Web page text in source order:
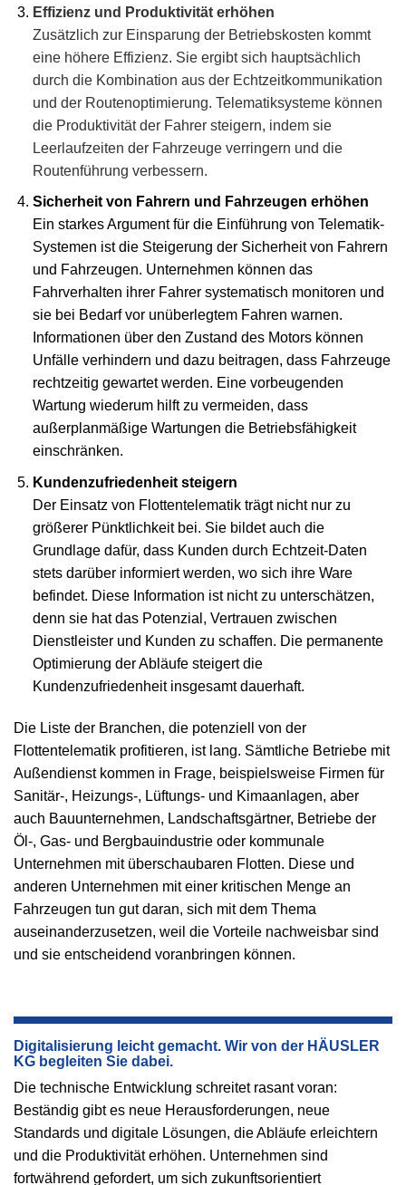
Effizienz und Produktivität erhöhen
Zusätzlich zur Einsparung der Betriebskosten kommt
eine höhere Effizienz. Sie ergibt sich hauptsächlich
durch die Kombination aus der Echtzeitkommunikation
und der Routenoptimierung. Telematiksysteme können
die Produktivität der Fahrer steigern, indem sie
Leerlaufzeiten der Fahrzeuge verringern und die
Routenführung verbessern.
Sicherheit von Fahrern und Fahrzeugen erhöhen
Ein starkes Argument für die Einführung von Telematik-
Systemen ist die Steigerung der Sicherheit von Fahrern
und Fahrzeugen. Unternehmen können das
Fahrverhalten ihrer Fahrer systematisch monitoren und
sie bei Bedarf vor unüberlegtem Fahren warnen.
Informationen über den Zustand des Motors können
Unfälle verhindern und dazu beitragen, dass Fahrzeuge
rechtzeitig gewartet werden. Eine vorbeugenden
Wartung wiederum hilft zu vermeiden, dass
außerplanmäßige Wartungen die Betriebsfähigkeit
einschränken.
Kundenzufriedenheit steigern
Der Einsatz von Flottentelematik trägt nicht nur zu
größerer Pünktlichkeit bei. Sie bildet auch die
Grundlage dafür, dass Kunden durch Echtzeit-Daten
stets darüber informiert werden, wo sich ihre Ware
befindet. Diese Information ist nicht zu unterschätzen,
denn sie hat das Potenzial, Vertrauen zwischen
Dienstleister und Kunden zu schaffen. Die permanente
Optimierung der Abläufe steigert die
Kundenzufriedenheit insgesamt dauerhaft.
Die Liste der Branchen, die potenziell von der
Flottentelematik profitieren, ist lang. Sämtliche Betriebe mit
Außendienst kommen in Frage, beispielsweise Firmen für
Sanitär-, Heizungs-, Lüftungs- und Kimaanlagen, aber
auch Bauunternehmen, Landschaftsgärtner, Betriebe der
Öl-, Gas- und Bergbauindustrie oder kommunale
Unternehmen mit überschaubaren Flotten. Diese und
anderen Unternehmen mit einer kritischen Menge an
Fahrzeugen tun gut daran, sich mit dem Thema
auseinanderzusetzen, weil die Vorteile nachweisbar sind
und sie entscheidend voranbringen können.
Digitalisierung leicht gemacht. Wir von der HÄUSLER
KG begleiten Sie dabei.
Die technische Entwicklung schreitet rasant voran:
Beständig gibt es neue Herausforderungen, neue
Standards und digitale Lösungen, die Abläufe erleichtern
und die Produktivität erhöhen. Unternehmen sind
fortwährend gefordert, um sich zukunftsorientiert